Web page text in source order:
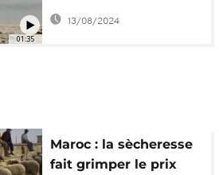
01:35
l'annonce de baisse
13/08/2024
Maroc : la sècheresse
fait grimper le prix